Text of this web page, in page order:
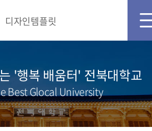
디자인템플릿
'행복 배움터' 전북대학교
Best Glocal University